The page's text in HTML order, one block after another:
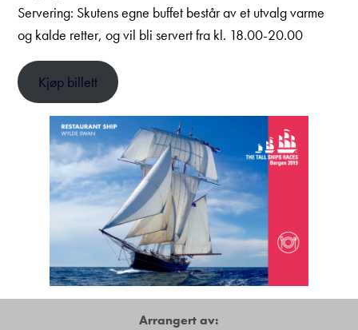
Servering: Skutens egne buffet består av et utvalg varme
og kalde retter, og vil bli servert fra kl. 18.00-20.00
Kjøp billett
Arrangert av: